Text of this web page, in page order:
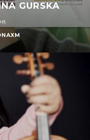
GURSKA